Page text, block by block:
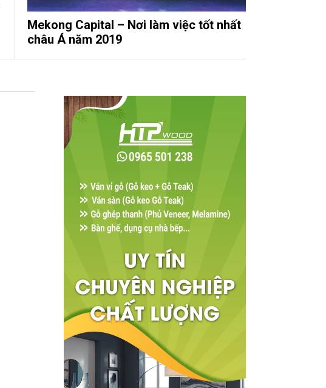
Mekong Capital – Nơi làm việc tốt nhất
châu Á năm 2019